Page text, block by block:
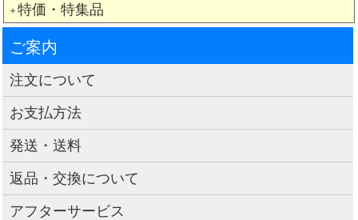
＋ 特価・特集品
ご案内
注文について
お支払方法
発送・送料
返品・交換について
アフターサービス